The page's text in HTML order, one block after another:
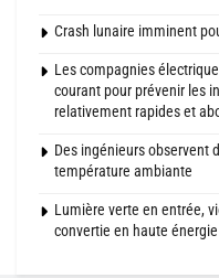
Crash lunaire imminent
Les compagnies
courant pour prévenir les
relativement rapides et
Des ingénieurs observent
température ambiante
Lumière verte en entrée,
convertie en haute énergie